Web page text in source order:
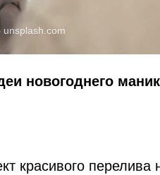
unsplash.com
новогоднего
красивого перелива